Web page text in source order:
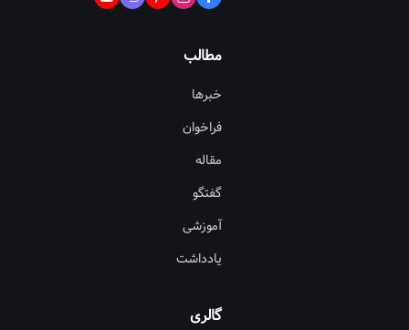
مطالب
خبرها
فراخوان
مقاله
گفتگو
آموزشی
یادداشت
گالری